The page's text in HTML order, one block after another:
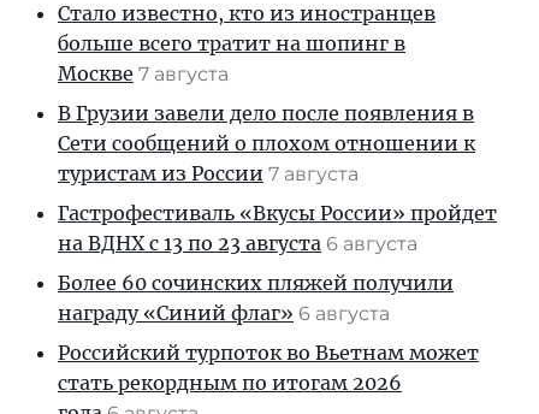
Стало известно, кто из иностранцев
больше всего тратит на шопинг в
Москве 7 августа
В Грузии завели дело после появления в
Сети сообщений о плохом отношении к
туристам из России 7 августа
Гастрофестиваль «Вкусы России» пройдет
на ВДНХ с 13 по 23 августа 6 августа
Более 60 сочинских пляжей получили
награду «Синий флаг» 6 августа
Российский турпоток во Вьетнам может
стать рекордным по итогам 2026